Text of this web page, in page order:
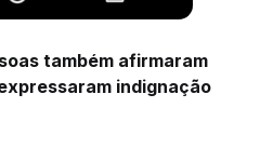
também afirmaram
indignação